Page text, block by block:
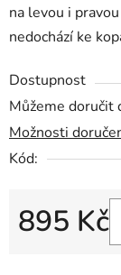
na levou i
nedochází ke
Dostupnost
Můžeme doručit
Možnosti
Kód:
895 Kč